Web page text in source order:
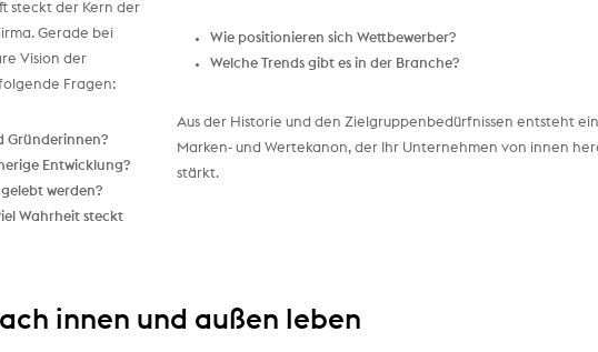
steckt der Kern der
Gerade bei
Vision der
Fragen:
Gründerinnen?
Entwicklung?
werden?
Wahrheit steckt
Wie positionieren sich Wettbewerber?
Welche Trends gibt es in der Branche?
Aus der Historie und den Zielgruppenbedürfnissen entsteht
Marken- und Wertekanon, der Ihr Unternehmen von innen
stärkt.
innen und außen leben